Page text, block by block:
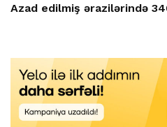
Azad edilmiş ərazilərində